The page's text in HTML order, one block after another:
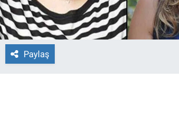
Paylaş
Ekonomi
Forum